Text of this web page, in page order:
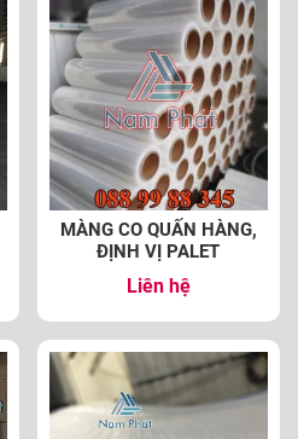
MÀNG CO QUẤN HÀNG,
ĐỊNH VỊ PALET
Liên hệ